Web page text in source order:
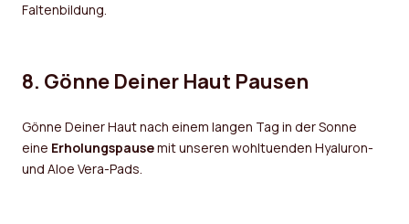
Faltenbildung.
8. Gönne Deiner Haut Pausen
Gönne Deiner Haut nach einem langen Tag in der Sonne
eine Erholungspausemit unseren wohltuenden Hyaluron-
und Aloe Vera-Pads.